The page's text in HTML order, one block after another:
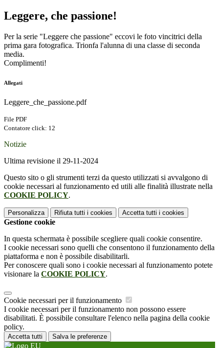
Leggere, che passione!
Per la serie "Leggere che passione" eccovi le foto vincitrici della
prima gara fotografica. Trionfa l'alunna di una classe di seconda
media.
Complimenti!
Allegati
Leggere_che_passione.pdf
File PDF
Contatore click: 12
Notizie
Ultima revisione il 29-11-2024
Questo sito o gli strumenti terzi da questo utilizzati si avvalgono di
cookie necessari al funzionamento ed utili alle finalità illustrate nella
COOKIE POLICY.
Personalizza Rifiuta tutti i cookies Accetta tutti i cookies
Gestione cookie
In questa schermata è possibile scegliere quali cookie consentire.
I cookie necessari sono quelli che consentono il funzionamento della
piattaforma e non è possibile disabilitarli.
Per conoscere quali sono i cookie necessari al funzionamento potete
visionare la COOKIE POLICY.
Cookie necessari per il funzionamento
I cookie necessari per il funzionamento non possono essere
disabilitati. È possibile consultare l'elenco nella pagina della cookie
policy.
Accetta tutti Salva le preferenze